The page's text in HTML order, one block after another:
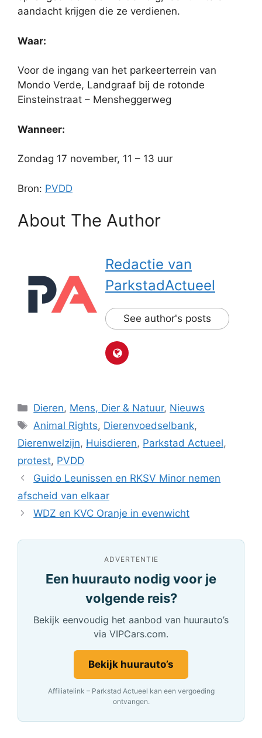
aandacht krijgen die ze verdienen.
Waar:
Voor de ingang van het parkeerterrein van
Mondo Verde, Landgraaf bij de rotonde
Einsteinstraat – Mensheggerweg
Wanneer:
Zondag 17 november, 11 – 13 uur
Bron: PVDD
About The Author
Redactie van
ParkstadActueel
See author's posts
Categorieën
Dieren, Mens, Dier & Natuur, Nieuws
Tags
Animal Rights, Dierenvoedselbank,
Dierenwelzijn, Huisdieren, Parkstad Actueel,
protest, PVDD
Guido Leunissen en RKSV Minor nemen
afscheid van elkaar
WDZ en KVC Oranje in evenwicht
ADVERTENTIE
Een huurauto nodig voor je
volgende reis?
Bekijk eenvoudig het aanbod van huurauto’s
via VIPCars.com.
Bekijk huurauto’s
Affiliatelink – Parkstad Actueel kan een vergoeding
ontvangen.